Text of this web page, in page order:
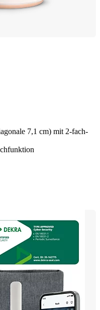
7,1 cm) mit 2-fach-